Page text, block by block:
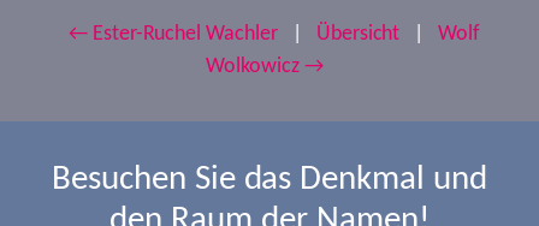
← Ester-Ruchel Wachler Übersicht
Wolf
Wolkowicz →
Besuchen Sie das Denkmal und